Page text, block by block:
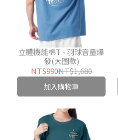
立體機能棉T - 羽球音量爆
發(大圖款)
NT$990NT$1,680
加入購物車